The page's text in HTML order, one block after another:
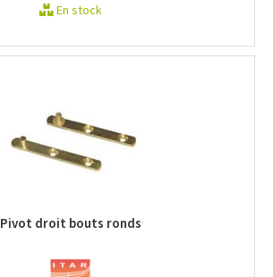
En stock
Pivot droit bouts ronds